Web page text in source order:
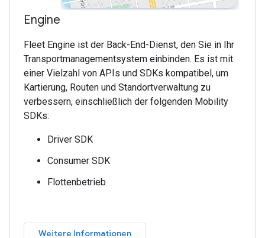
Engine
Fleet Engine ist der Back-End-Dienst, den Sie in Ihr
Transportmanagementsystem einbinden. Es ist mit
einer Vielzahl von APIs und SDKs kompatibel, um
Kartierung, Routen und Standortverwaltung zu
verbessern, einschließlich der folgenden Mobility
SDKs:
Driver SDK
Consumer SDK
Flottenbetrieb
Weitere Informationen